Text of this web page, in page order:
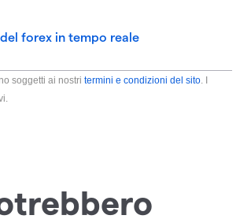
forex in tempo reale
soggetti ai nostri termini e condizioni del sito. I